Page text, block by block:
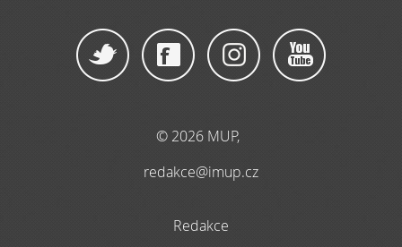
© 2026 MUP,
redakce@imup.cz
Redakce